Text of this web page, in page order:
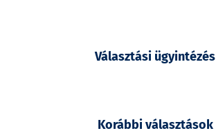
Választási ügyintézés
Korábbi választások